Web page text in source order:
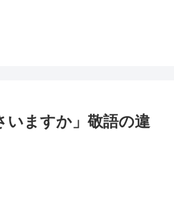
いますか」敬語の違